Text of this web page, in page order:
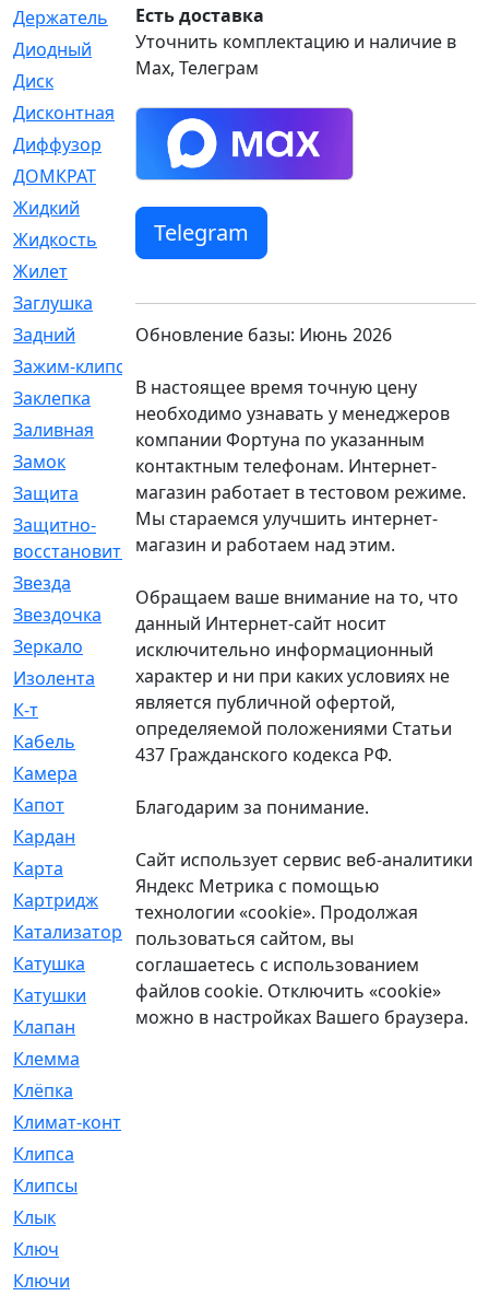
Держатель
[5]
Диодный
[3]
Диск
[418]
Дисконтная
[1]
Диффузор
[1]
ДОМКРАТ
[1]
Жидкий
[5]
Жидкость
[80]
Жилет
Заглушка
[21]
Задний
[528]
Зажим-клипса
Заклепка
[1]
Заливная
[4]
Замок
[12]
Защита
[79]
Защитно-
восстановительный
[4]
Звезда
Звездочка
[5]
Зеркало
[369]
Изолента
[1]
К-т
[13]
Кабель
[50]
Камера
Капот
[144]
Кардан
Карта
[2]
Картридж
[250]
Катализатор
[1]
Катушка
[2]
Катушки
[291]
Клапан
[375]
Клемма
Клёпка
Климат-контроль
Клипса
Клипсы
Клык
Ключ
Ключи
Есть доставка
Уточнить комплектацию и наличие в
Max, Телеграм
Telegram
Обновление базы: Июнь 2026
В настоящее время точную цену
необходимо узнавать у менеджеров
компании Фортуна по указанным
контактным телефонам. Интернет-
магазин работает в тестовом режиме.
Мы стараемся улучшить интернет-
магазин и работаем над этим.
Обращаем ваше внимание на то, что
данный Интернет-сайт носит
исключительно информационный
характер и ни при каких условиях не
является публичной офертой,
определяемой положениями Статьи
437 Гражданского кодекса РФ.
Благодарим за понимание.
Сайт использует сервис веб-аналитики
Яндекс Метрика с помощью
технологии «cookie». Продолжая
пользоваться сайтом, вы
соглашаетесь с использованием
файлов cookie. Отключить «cookie»
можно в настройках Вашего браузера.